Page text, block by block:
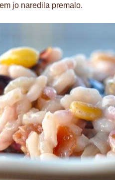
jo naredila premalo.